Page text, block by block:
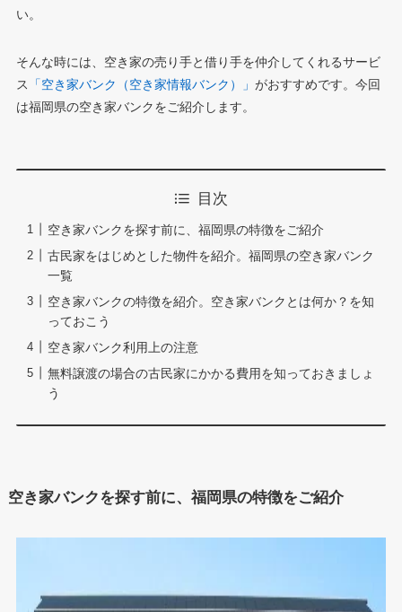
い。
そんな時には、空き家の売り手と借り手を仲介してくれるサービ
ス
「空き家バンク（空き家情報バンク）」 がおすすめです。今回
は福岡県の空き家バンクをご紹介します。
目次
空き家バンクを探す前に、福岡県の特徴をご紹介
古民家をはじめとした物件を紹介。福岡県の空き家バンク
一覧
空き家バンクの特徴を紹介。空き家バンクとは何か？を知
っておこう
空き家バンク利用上の注意
無料譲渡の場合の古民家にかかる費用を知っておきましょ
う
空き家バンクを探す前に、福岡県の特徴をご紹介